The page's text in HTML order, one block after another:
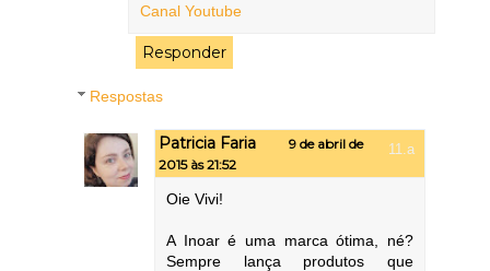
Canal Youtube
Responder
Respostas
Patricia Faria
9 de abril de
2015 às 21:52
Oie Vivi!
A Inoar é uma marca ótima, né?
Sempre lança produtos que